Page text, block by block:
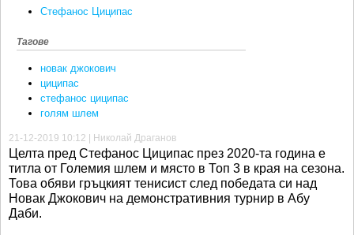
Стефанос Циципас
Тагове
новак джокович
циципас
стефанос циципас
голям шлем
21-12-2019 10:12 | Николай Драганов
Целта пред Стефанос Циципас през 2020-та година е
титла от Големия шлем и място в Топ 3 в края на сезона.
Това обяви гръцкият тенисист след победата си над
Новак Джокович на демонстративния турнир в Абу
Даби.